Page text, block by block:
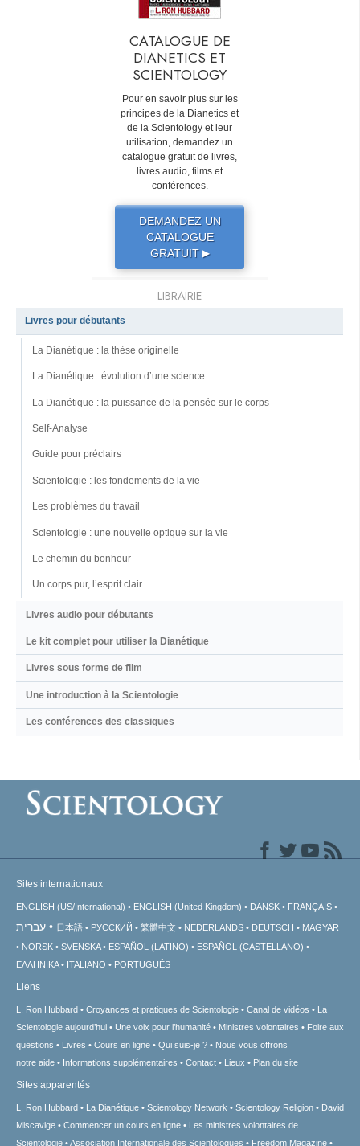
CATALOGUE DE
DIANETICS ET
SCIENTOLOGY
Pour en savoir plus sur les
principes de la Dianetics et
de la Scientology et leur
utilisation, demandez un
catalogue gratuit de livres,
livres audio, films et
conférences.
DEMANDEZ UN
CATALOGUE
GRATUIT ▶
LIBRAIRIE
Livres pour débutants
La Dianétique : la thèse originelle
La Dianétique : évolution d’une science
La Dianétique : la puissance de la pensée sur le corps
Self-Analyse
Guide pour préclairs
Scientologie : les fondements de la vie
Les problèmes du travail
Scientologie : une nouvelle optique sur la vie
Le chemin du bonheur
Un corps pur, l’esprit clair
Livres audio pour débutants
Le kit complet pour utiliser la Dianétique
Livres sous forme de film
Une introduction à la Scientologie
Les conférences des classiques
Sites internationaux
ENGLISH (US/International) ENGLISH (United Kingdom) DANSK FRANÇAIS
עברית 日本語 РУССКИЙ 繁體中文 NEDERLANDS DEUTSCH
MAGYAR
NORSK
SVENSKA ESPAÑOL (LATINO)
ESPAÑOL (CASTELLANO)
ΕΛΛΗΝΙΚA
ITALIANO PORTUGUÊS
Liens
L. Ron Hubbard Croyances et pratiques de Scientologie Canal de vidéos
La
Scientologie aujourd’hui
Une voix pour l’humanité Ministres volontaires
Foire aux
questions
Livres Cours en ligne Qui suis-je ?
Nous vous offrons
notre aide
Informations supplémentaires Contact Lieux Plan du site
Sites apparentés
L. Ron Hubbard La Dianétique Scientology Network Scientology Religion
David
Miscavige
Commencer un cours en ligne
Les ministres volontaires de
Scientologie
Association Internationale des Scientologues Freedom Magazine